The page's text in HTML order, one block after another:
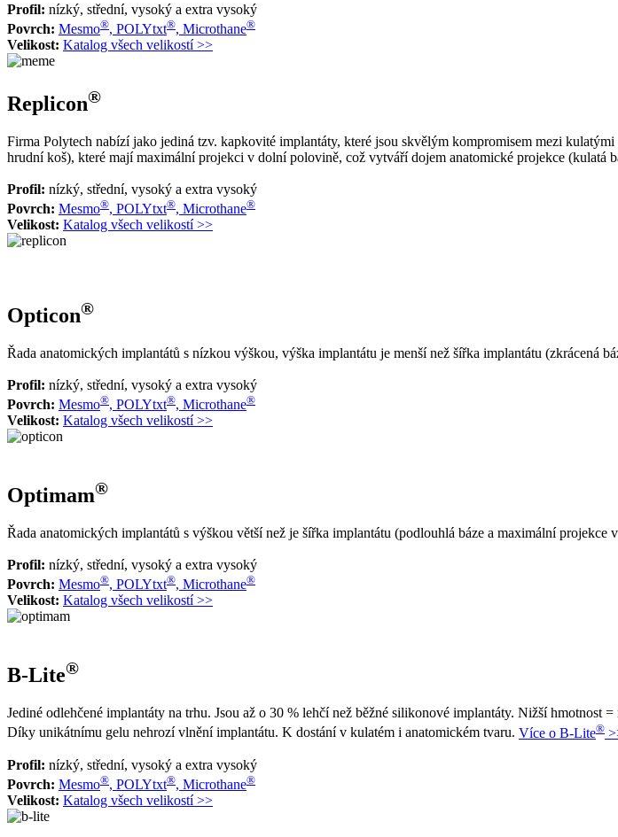
Profil: nízký, střední, vysoký a extra vysoký
Povrch: Mesmo®, POLYtxt®, Microthane®
Velikost: Katalog všech velikostí >>
Replicon®
Firma Polytech nabízí jako jediná tzv. kapkovité implantáty, které jsou skvělým kompromisem mezi
hrudní koš), které mají maximální projekci v dolní polovině, což vytváří dojem anatomické projekce (kulatá
Profil: nízký, střední, vysoký a extra vysoký
Povrch: Mesmo®, POLYtxt®, Microthane®
Velikost: Katalog všech velikostí >>
Opticon®
Řada anatomických implantátů s nízkou výškou, výška implantátu je menší než šířka implantátu (zkrácená
Profil: nízký, střední, vysoký a extra vysoký
Povrch: Mesmo®, POLYtxt®, Microthane®
Velikost: Katalog všech velikostí >>
Optimam®
Řada anatomických implantátů s výškou větší než je šířka implantátu (podlouhlá báze a maximální projekce
Profil: nízký, střední, vysoký a extra vysoký
Povrch: Mesmo®, POLYtxt®, Microthane®
Velikost: Katalog všech velikostí >>
B-Lite®
Jediné odlehčené implantáty na trhu. Jsou až o 30 % lehčí než běžné silikonové implantáty. Nižší
Díky unikátnímu gelu nehrozí vlnění implantátu. K dostání v kulatém i anatomickém tvaru. Více o B-Lite®
Profil: nízký, střední, vysoký a extra vysoký
Povrch: Mesmo®, POLYtxt®, Microthane®
Velikost: Katalog všech velikostí >>